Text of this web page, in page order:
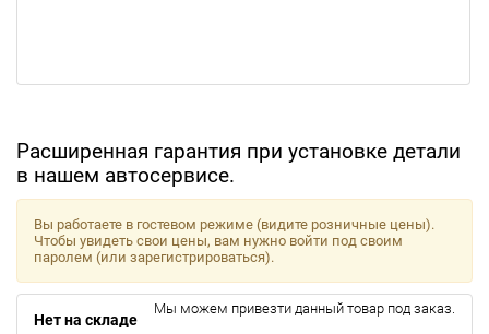
Расширенная гарантия при установке детали
в нашем автосервисе.
Вы работаете в гостевом режиме (видите розничные цены).
Чтобы увидеть свои цены, вам нужно войти под своим
паролем (или зарегистрироваться).
Нет на складе
Мы можем привезти данный товар под заказ.